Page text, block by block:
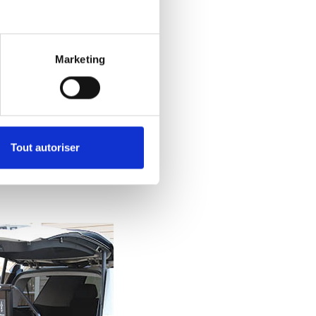
Marketing
Tout autoriser
en toute
vous ayez à